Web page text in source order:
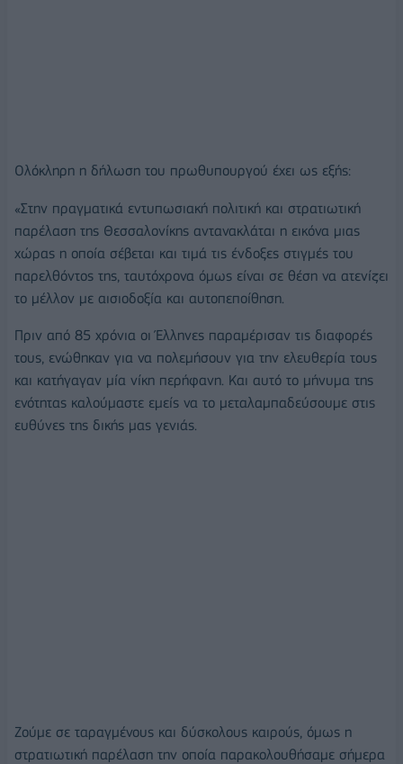
Ολόκληρη η δήλωση του πρωθυπουργού έχει ως εξής:
«Στην πραγματικά εντυπωσιακή πολιτική και στρατιωτική
παρέλαση της Θεσσαλονίκης αντανακλάται η εικόνα μιας
χώρας η οποία σέβεται και τιμά τις ένδοξες στιγμές του
παρελθόντος της, ταυτόχρονα όμως είναι σε θέση να ατενίζει
το μέλλον με αισιοδοξία και αυτοπεποίθηση.
Πριν από 85 χρόνια οι Έλληνες παραμέρισαν τις διαφορές
τους, ενώθηκαν για να πολεμήσουν για την ελευθερία τους
και κατήγαγαν μία νίκη περήφανη. Και αυτό το μήνυμα της
ενότητας καλούμαστε εμείς να το μεταλαμπαδεύσουμε στις
ευθύνες της δικής μας γενιάς.
Ζούμε σε ταραγμένους και δύσκολους καιρούς, όμως η
στρατιωτική παρέλαση την οποία παρακολουθήσαμε σήμερα